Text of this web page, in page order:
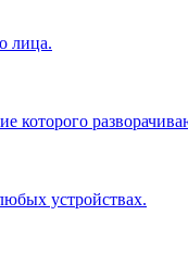
лица.
которого
устройствах.